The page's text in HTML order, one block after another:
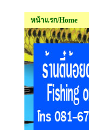
หน้าแรก/Home